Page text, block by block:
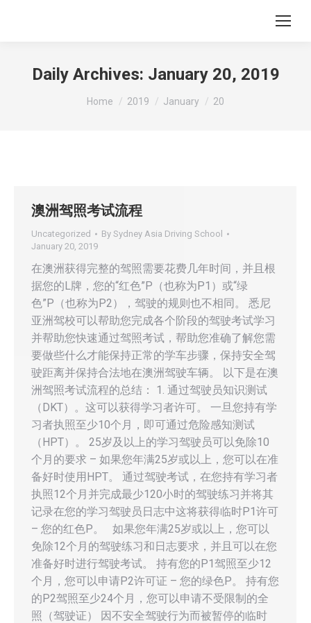
Daily Archives: January 20, 2019
You are here:
Home 2019 January 20
澳洲驾照考试流程
Uncategorized By Sydney Asia Driving School
January 20, 2019
在澳洲获得完整的驾照需要花费几年时间，并且根
据您的L牌，您的“红色”P（也称为P1）或“绿
色”P（也称为P2），驾驶的规则也不相同。 悉尼
亚洲驾校可以帮助您完成各个阶段的驾驶考试学习
并帮助您快速通过驾照考试，帮助您准确了解您需
要做些什么才能保持正常的学车步骤，保持安全驾
驶距离并保持合法地在澳洲驾驶车辆。 以下是在澳
洲驾照考试流程的总结： 1. 通过驾驶员知识测试
（DKT）。这可以获得学习者许可。 一旦您持有学
习者执照至少10个月，即可通过危险感知测试
（HPT）。 25岁及以上的学习驾驶员可以免除10
个月的要求 – 如果您年满25岁或以上，您可以在准
备好时使用HPT。 通过驾驶考试，在您持有学习者
执照12个月并完成最少120小时的驾驶练习并将其
记录在您的学习驾驶员日志中这将获得临时P1许可
– 您的红色P。 如果您年满25岁或以上，您可以
免除12个月的驾驶练习和日志要求，并且可以在您
准备好时进行驾驶考试。 持有您的P1驾照至少12
个月，您可以申请P2许可证 – 您的绿色P。 持有您
的P2驾照至少24个月，您可以申请不受限制的全
照（驾驶证） 因不安全驾驶行为而被暂停的临时